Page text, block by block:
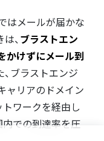
はメールが届かな
、ブラストエン
かけずにメール到
、ブラストエンジ
ャリアのドメイン
ワークを経由し
内での到達率を圧